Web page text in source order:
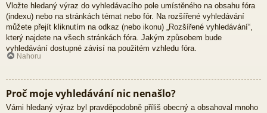
Vložte hledaný výraz do vyhledávacího pole umístěného na obsahu fóra
(indexu) nebo na stránkách témat nebo fór. Na rozšířené vyhledávání
můžete přejít kliknutím na odkaz (nebo ikonu) „Rozšířené vyhledávání“,
který najdete na všech stránkách fóra. Jakým způsobem bude
vyhledávání dostupné závisí na použitém vzhledu fóra.
Nahoru
Proč moje vyhledávání nic nenašlo?
Vámi hledaný výraz byl pravděpodobně příliš obecný a obsahoval mnoho